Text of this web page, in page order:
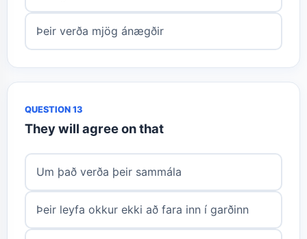
Þeir verða mjög ánægðir
QUESTION 13
They will agree on that
Um það verða þeir sammála
Þeir leyfa okkur ekki að fara inn í garðinn